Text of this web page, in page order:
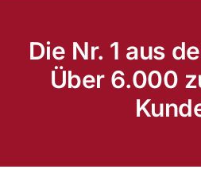
Die Nr. 1 aus
Über 6.000